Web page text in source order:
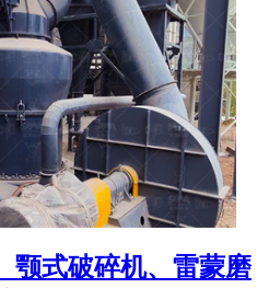
颚式破碎机、雷蒙磨